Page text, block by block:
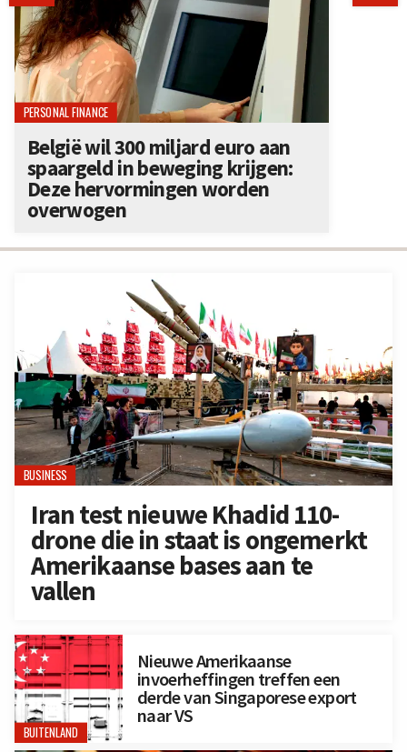
BUSINESS
Iran test nieuwe Khadid 110-
drone die in staat is ongemerkt
Amerikaanse bases aan te
vallen
BUITENLAND
Nieuwe Amerikaanse
invoerheffingen treffen een
derde van Singaporese export
naar VS
PERSONAL FINANCE
België wil 300 miljard euro aan
spaargeld in beweging krijgen:
Deze hervormingen worden
overwogen